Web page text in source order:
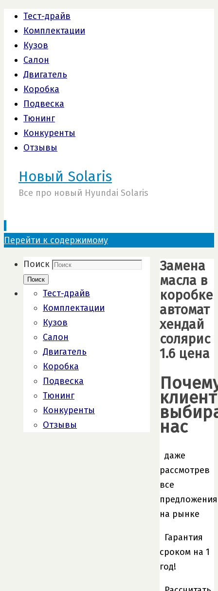
Тест-драйв
Комплектации
Кузов
Салон
Двигатель
Коробка
Подвеска
Тюнинг
Конкуренты
Отзывы
Новый Solaris
Все про новый Hyundai Solaris
Перейти к содержимому
Замена
масла в
коробке
автомат
хендай
солярис
1.6 цена
нас
даже
рассмотрев
все
предложения
на рынке
Гарантия
сроком на 1
год!
Поиск
Поиск
Тест-драйв
Комплектации
Кузов
Салон
Двигатель
Коробка
Подвеска
Тюнинг
Конкуренты
Отзывы